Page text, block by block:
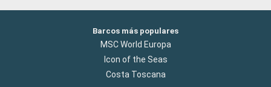
Barcos más populares
MSC World Europa
Icon of the Seas
Costa Toscana